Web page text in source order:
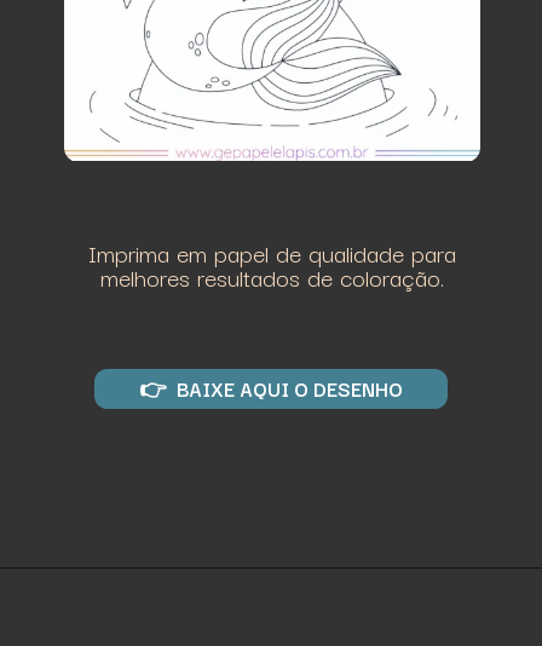
Imprima em papel de qualidade para
melhores resultados de coloração.
👉 BAIXE AQUI O DESENHO